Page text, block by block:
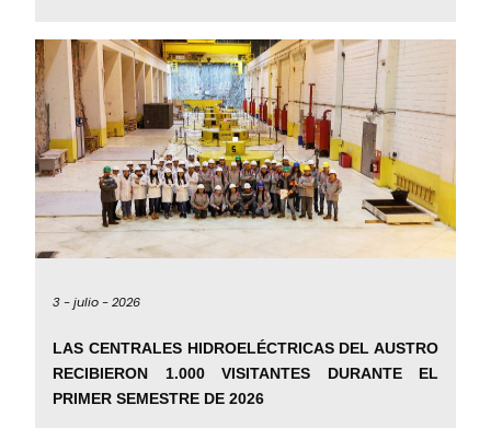
3 -julio -2026
LAS CENTRALES HIDROELÉCTRICAS DEL AUSTRO
RECIBIERON 1.000 VISITANTES DURANTE EL
PRIMER SEMESTRE DE 2026